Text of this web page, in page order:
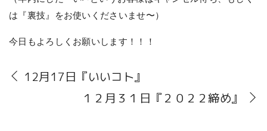
は『裏技』をお使いくださいませ〜）
今日もよろしくお願いします！！！
12月17日『いいコト』
１２月３１日『２０２２締め』